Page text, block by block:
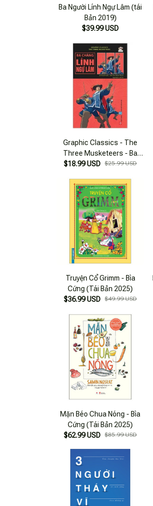
Ba Người Lính Ngự Lâm (tái
Bản 2019)
$39.99 USD
Graphic Classics - The
Three Musketeers - Ba
Chàng Lính Ngự Lâm
$18.99 USD $25.99 USD
Truyện Cổ Grimm - Bìa
Cứng (Tái Bản 2025)
$36.99 USD $49.99 USD
Mặn Béo Chua Nóng - Bìa
Cứng (Tái Bản 2025)
$62.99 USD $85.99 USD